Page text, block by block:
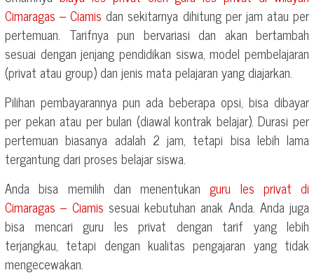
Cimaragas – Ciamis dan sekitarnya dihitung per jam atau per
pertemuan. Tarifnya pun bervariasi dan akan bertambah
sesuai dengan jenjang pendidikan siswa, model pembelajaran
(privat atau group) dan jenis mata pelajaran yang diajarkan.
Pilihan pembayarannya pun ada beberapa opsi, bisa dibayar
per pekan atau per bulan (diawal kontrak belajar). Durasi per
pertemuan biasanya adalah 2 jam, tetapi bisa lebih lama
tergantung dari proses belajar siswa.
Anda bisa memilih dan menentukanguru les privat di
Cimaragas – Ciamis sesuai kebutuhan anak Anda. Anda juga
bisa mencari guru les privat dengan tarif yang lebih
terjangkau, tetapi dengan kualitas pengajaran yang tidak
mengecewakan.